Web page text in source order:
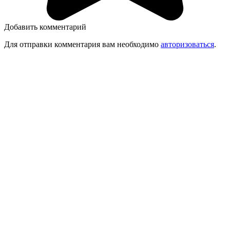
Добавить комментарий
Для отправки комментария вам необходимо авторизоваться.